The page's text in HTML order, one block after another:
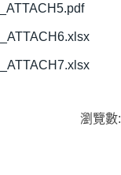
瀏覽數: